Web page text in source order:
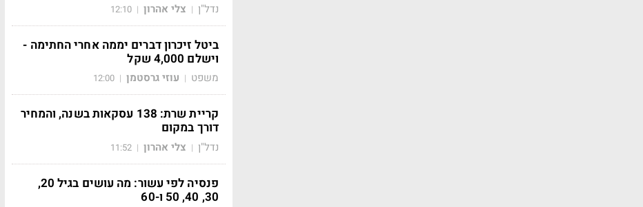
נדל"ן | צלי אהרון |
12:10
ביטל זיכרון דברים יממה אחרי החתימה -
וישלם 4,000 שקל
משפט | עוזי גרסטמן |
12:00
קריית שרת: 138 עסקאות בשנה, והמחיר
דורך במקום
נדל"ן | צלי אהרון |
11:52
פנסיה לפי עשור: מה עושים בגיל 20,
30, 40, 50 ו-60